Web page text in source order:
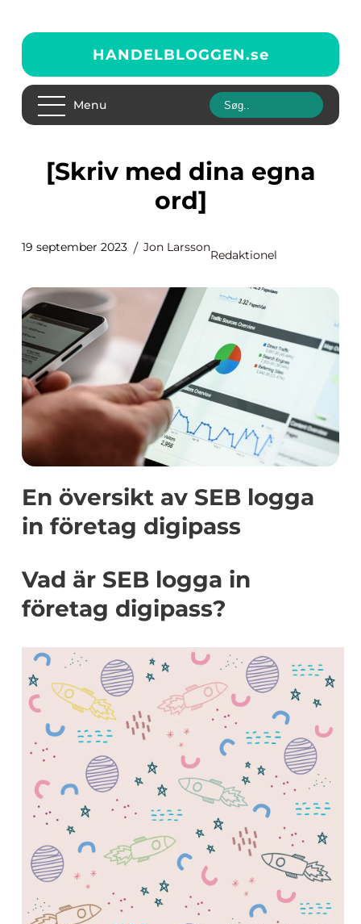
HANDELBLOGGEN.se
Menu
[Skriv med dina egna
ord]
19 september 2023 Jon Larsson
Redaktionel
En översikt av SEB logga
in företag digipass
Vad är SEB logga in
företag digipass?